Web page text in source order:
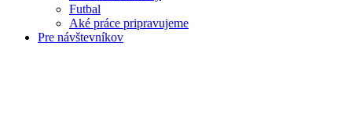
Futbal
Aké práce pripravujeme
Pre návštevníkov